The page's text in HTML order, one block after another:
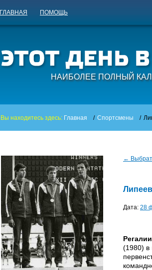
ГЛАВНАЯ ПОМОЩЬ
НАИБОЛЕЕ ПОЛНЫЙ
Вы находитесь здесь: Главная / Спортсмены /
←
Дата: 28
(1980) в